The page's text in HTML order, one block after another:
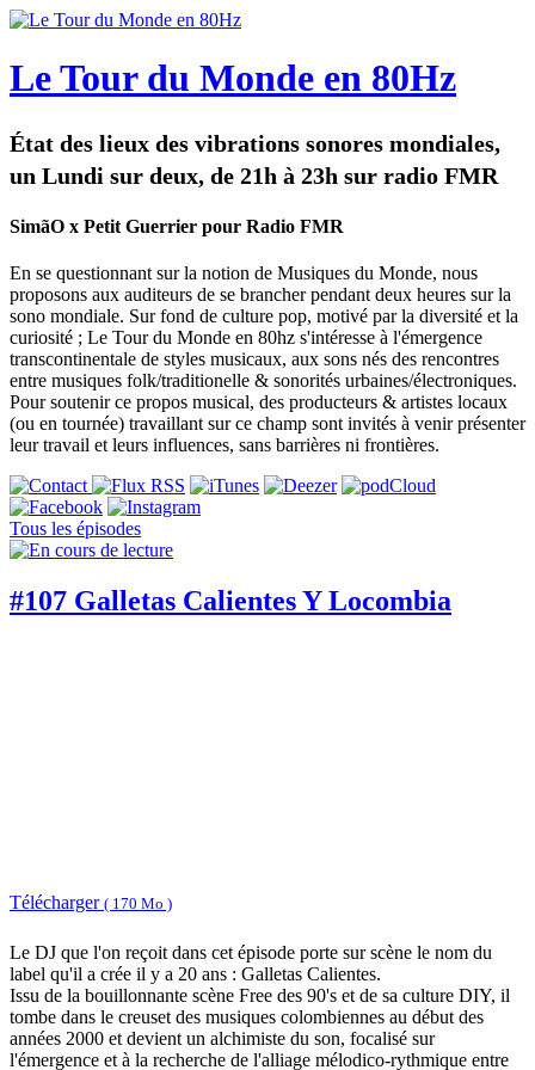
Le Tour du Monde en 80Hz
État des lieux des vibrations sonores mondiales,
un Lundi sur deux, de 21h à 23h sur radio FMR
SimãO x Petit Guerrier pour Radio FMR
En se questionnant sur la notion de Musiques du Monde, nous
proposons aux auditeurs de se brancher pendant deux heures sur la
sono mondiale. Sur fond de culture pop, motivé par la diversité et la
curiosité ; Le Tour du Monde en 80hz s'intéresse à l'émergence
transcontinentale de styles musicaux, aux sons nés des rencontres
entre musiques folk/traditionelle & sonorités urbaines/électroniques.
Pour soutenir ce propos musical, des producteurs & artistes locaux
(ou en tournée) travaillant sur ce champ sont invités à venir présenter
leur travail et leurs influences, sans barrières ni frontières.
Tous les épisodes
#107 Galletas Calientes Y Locombia
Télécharger ( 170 Mo )
Le DJ que l'on reçoit dans cet épisode porte sur scène le nom du
label qu'il a crée il y a 20 ans : Galletas Calientes.
Issu de la bouillonnante scène Free des 90's et de sa culture DIY, il
tombe dans le creuset des musiques colombiennes au début des
années 2000 et devient un alchimiste du son, focalisé sur
l'émergence et à la recherche de l'alliage mélodico-rythmique entre